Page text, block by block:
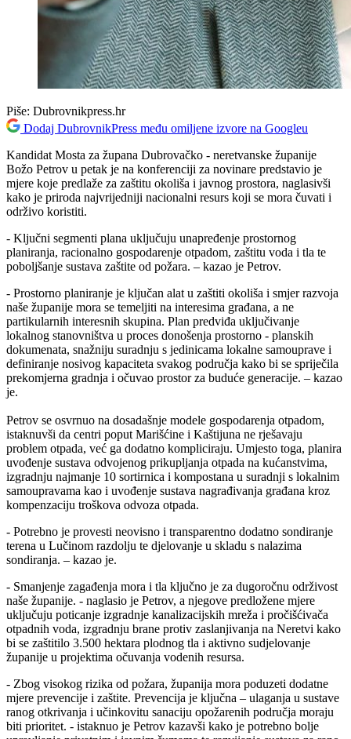
Piše: Dubrovnikpress.hr
Dodaj DubrovnikPress među omiljene izvore na Googleu
Kandidat Mosta za župana Dubrovačko - neretvanske županije
Božo Petrov u petak je na konferenciji za novinare predstavio je
mjere koje predlaže za zaštitu okoliša i javnog prostora, naglasivši
kako je priroda najvrijedniji nacionalni resurs koji se mora čuvati i
održivo koristiti.
- Ključni segmenti plana uključuju unapređenje prostornog
planiranja, racionalno gospodarenje otpadom, zaštitu voda i tla te
poboljšanje sustava zaštite od požara. – kazao je Petrov.
- Prostorno planiranje je ključan alat u zaštiti okoliša i smjer razvoja
naše županije mora se temeljiti na interesima građana, a ne
partikularnih interesnih skupina. Plan predviđa uključivanje
lokalnog stanovništva u proces donošenja prostorno - planskih
dokumenata, snažniju suradnju s jedinicama lokalne samouprave i
definiranje nosivog kapaciteta svakog područja kako bi se spriječila
prekomjerna gradnja i očuvao prostor za buduće generacije. – kazao
je.
Petrov se osvrnuo na dosadašnje modele gospodarenja otpadom,
istaknuvši da centri poput Marišćine i Kaštijuna ne rješavaju
problem otpada, već ga dodatno kompliciraju. Umjesto toga, planira
uvođenje sustava odvojenog prikupljanja otpada na kućanstvima,
izgradnju najmanje 10 sortirnica i kompostana u suradnji s lokalnim
samoupravama kao i uvođenje sustava nagrađivanja građana kroz
kompenzaciju troškova odvoza otpada.
- Potrebno je provesti neovisno i transparentno dodatno sondiranje
terena u Lučinom razdolju te djelovanje u skladu s nalazima
sondiranja. – kazao je.
- Smanjenje zagađenja mora i tla ključno je za dugoročnu održivost
naše županije. - naglasio je Petrov, a njegove predložene mjere
uključuju poticanje izgradnje kanalizacijskih mreža i pročišćivača
otpadnih voda, izgradnju brane protiv zaslanjivanja na Neretvi kako
bi se zaštitilo 3.500 hektara plodnog tla i aktivno sudjelovanje
županije u projektima očuvanja vodenih resursa.
- Zbog visokog rizika od požara, županija mora poduzeti dodatne
mjere prevencije i zaštite. Prevencija je ključna – ulaganja u sustave
ranog otkrivanja i učinkovitu sanaciju opožarenih područja moraju
biti prioritet. - istaknuo je Petrov kazavši kako je potrebno bolje